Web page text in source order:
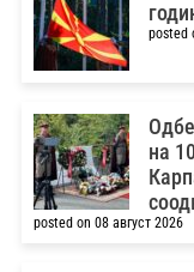
posted
на
posted on 08 август 2026